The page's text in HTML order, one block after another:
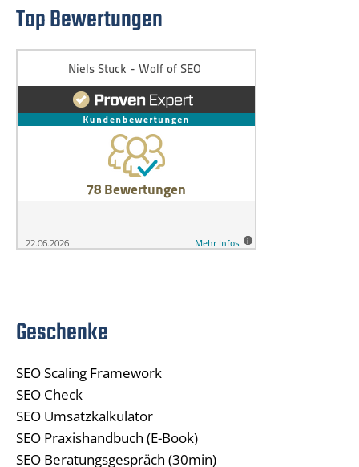
Top Bewertungen
Geschenke
SEO Scaling Framework
SEO Check
SEO Umsatzkalkulator
SEO Praxishandbuch (E-Book)
SEO Beratungsgespräch (30min)